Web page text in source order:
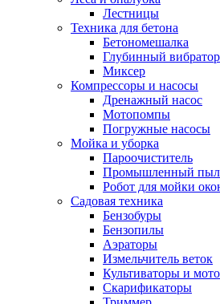
Лестницы
Техника для бетона
Бетономешалка
Глубинный вибратор
Миксер
Компрессоры и насосы
Дренажный насос
Мотопомпы
Погружные насосы
Мойка и уборка
Пароочиститель
Промышленный
Робот для мойки
Садовая техника
Бензобуры
Бензопилы
Аэраторы
Измельчитель веток
Культиваторы и
Скарификаторы